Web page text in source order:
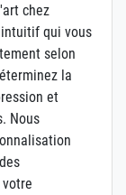
chez
qui vous
selon
la
et
Nous